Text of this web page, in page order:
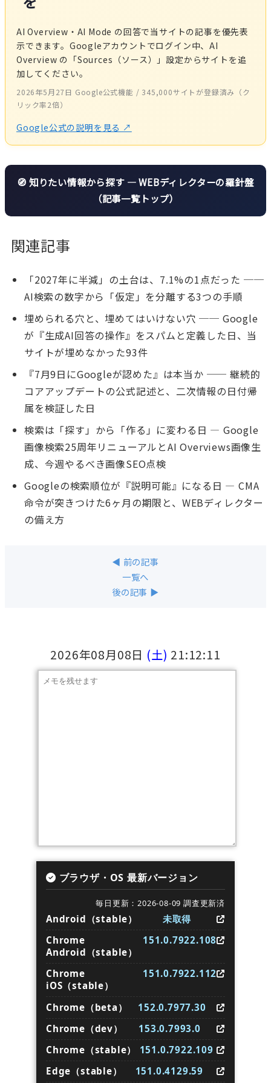
AI Overview・AI Mode の回答で当サイトの記事を優先表
示できます。Googleアカウントでログイン中、AI
Overview の「Sources（ソース）」設定からサイトを追
加してください。
2026年5月27日 Google公式機能 / 345,000サイトが登録済み（ク
リック率2倍）
Google公式の説明を見る ↗
🧭 知りたい情報から探す — WEBディレクターの羅針盤
（記事一覧トップ）
関連記事
「2027年に半減」の土台は、7.1%の1点だった ──
AI検索の数字から「仮定」を分離する3つの手順
埋められる穴と、埋めてはいけない穴 ── Google
が『生成AI回答の操作』をスパムと定義した日、当
サイトが埋めなかった93件
『7月9日にGoogleが認めた』は本当か ── 継続的
コアアップデートの公式記述と、二次情報の日付帰
属を検証した日
検索は「探す」から「作る」に変わる日 — Google
画像検索25周年リニューアルとAI Overviews画像生
成、今週やるべき画像SEO点検
Googleの検索順位が『説明可能』になる日 — CMA
命令が突きつけた6ヶ月の期限と、WEBディレクター
の備え方
◀ 前の記事
一覧へ
後の記事 ▶
2026年08月08日 (土) 21:12:12
ブラウザ・OS 最新バージョン
毎日更新：2026-08-09 調査更新済
Android（stable）
未取得
Chrome
Android（stable）
151.0.7922.108
Chrome
iOS（stable）
151.0.7922.112
Chrome（beta）
152.0.7977.30
Chrome（dev）
153.0.7993.0
Chrome（stable）
151.0.7922.109
Edge（stable）
151.0.4129.59